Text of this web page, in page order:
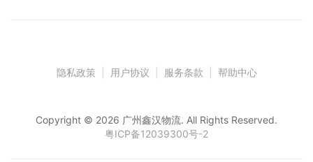
隐私政策 用户协议 服务条款 帮助中心
Copyright © 2026 广州鑫汉物流. All Rights Reserved.
粤ICP备12039300号-2